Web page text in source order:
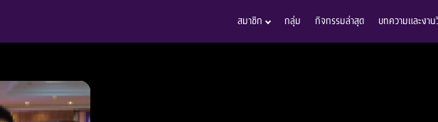
สมาชิก กลุ่ม กิจกรรมล่าสุด บทความและงา